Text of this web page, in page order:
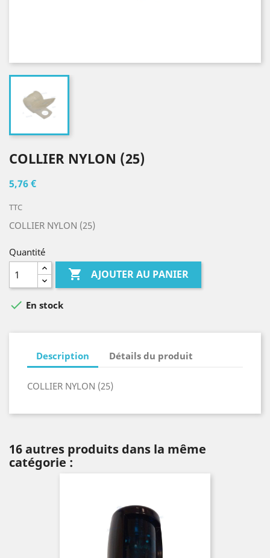
COLLIER NYLON (25)
5,76 €
TTC
COLLIER NYLON (25)
Quantité
 AJOUTER AU PANIER
 En stock
Description Détails du produit
COLLIER NYLON (25)
16 autres produits dans la même
catégorie :